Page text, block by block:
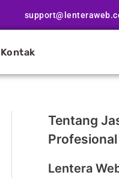
Kontak
Tentang
Lentera